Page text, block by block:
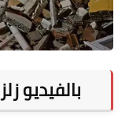
بالفيديو